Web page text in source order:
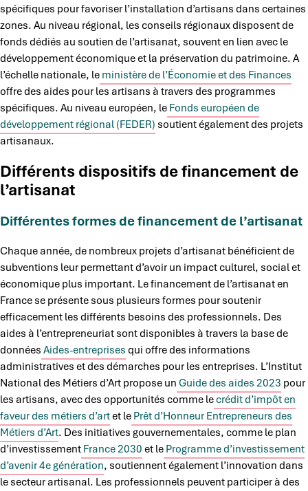
spécifiques pour favoriser l’installation d’artisans dans certaines
zones. Au niveau régional, les conseils régionaux disposent de
fonds dédiés au soutien de l’artisanat, souvent en lien avec le
développement économique et la préservation du patrimoine. A
l’échelle nationale, le ministère de l’Économie et des Finances
offre des aides pour les artisans à travers des programmes
spécifiques. Au niveau européen, le Fonds européen de
développement régional (FEDER) soutient également des projets
artisanaux.
Différents dispositifs de financement de
l’artisanat
Différentes formes de financement de l’artisanat
Chaque année, de nombreux projets d’artisanat bénéficient de
subventions leur permettant d’avoir un impact culturel, social et
économique plus important. Le financement de l’artisanat en
France se présente sous plusieurs formes pour soutenir
efficacement les différents besoins des professionnels. Des
aides à l’entrepreneuriat sont disponibles à travers la base de
données Aides-entreprises qui offre des informations
administratives et des démarches pour les entreprises. L’Institut
National des Métiers d’Art propose un Guide des aides 2023 pour
les artisans, avec des opportunités comme lecrédit d’impôt en
faveur des métiers d’artet le Prêt d’Honneur Entrepreneurs des
Métiers d’Art. Des initiatives gouvernementales, comme le plan
d’investissement France 2030 et le Programme d’investissement
d’avenir 4e génération, soutiennent également l’innovation dans
le secteur artisanal. Les professionnels peuvent participer à des